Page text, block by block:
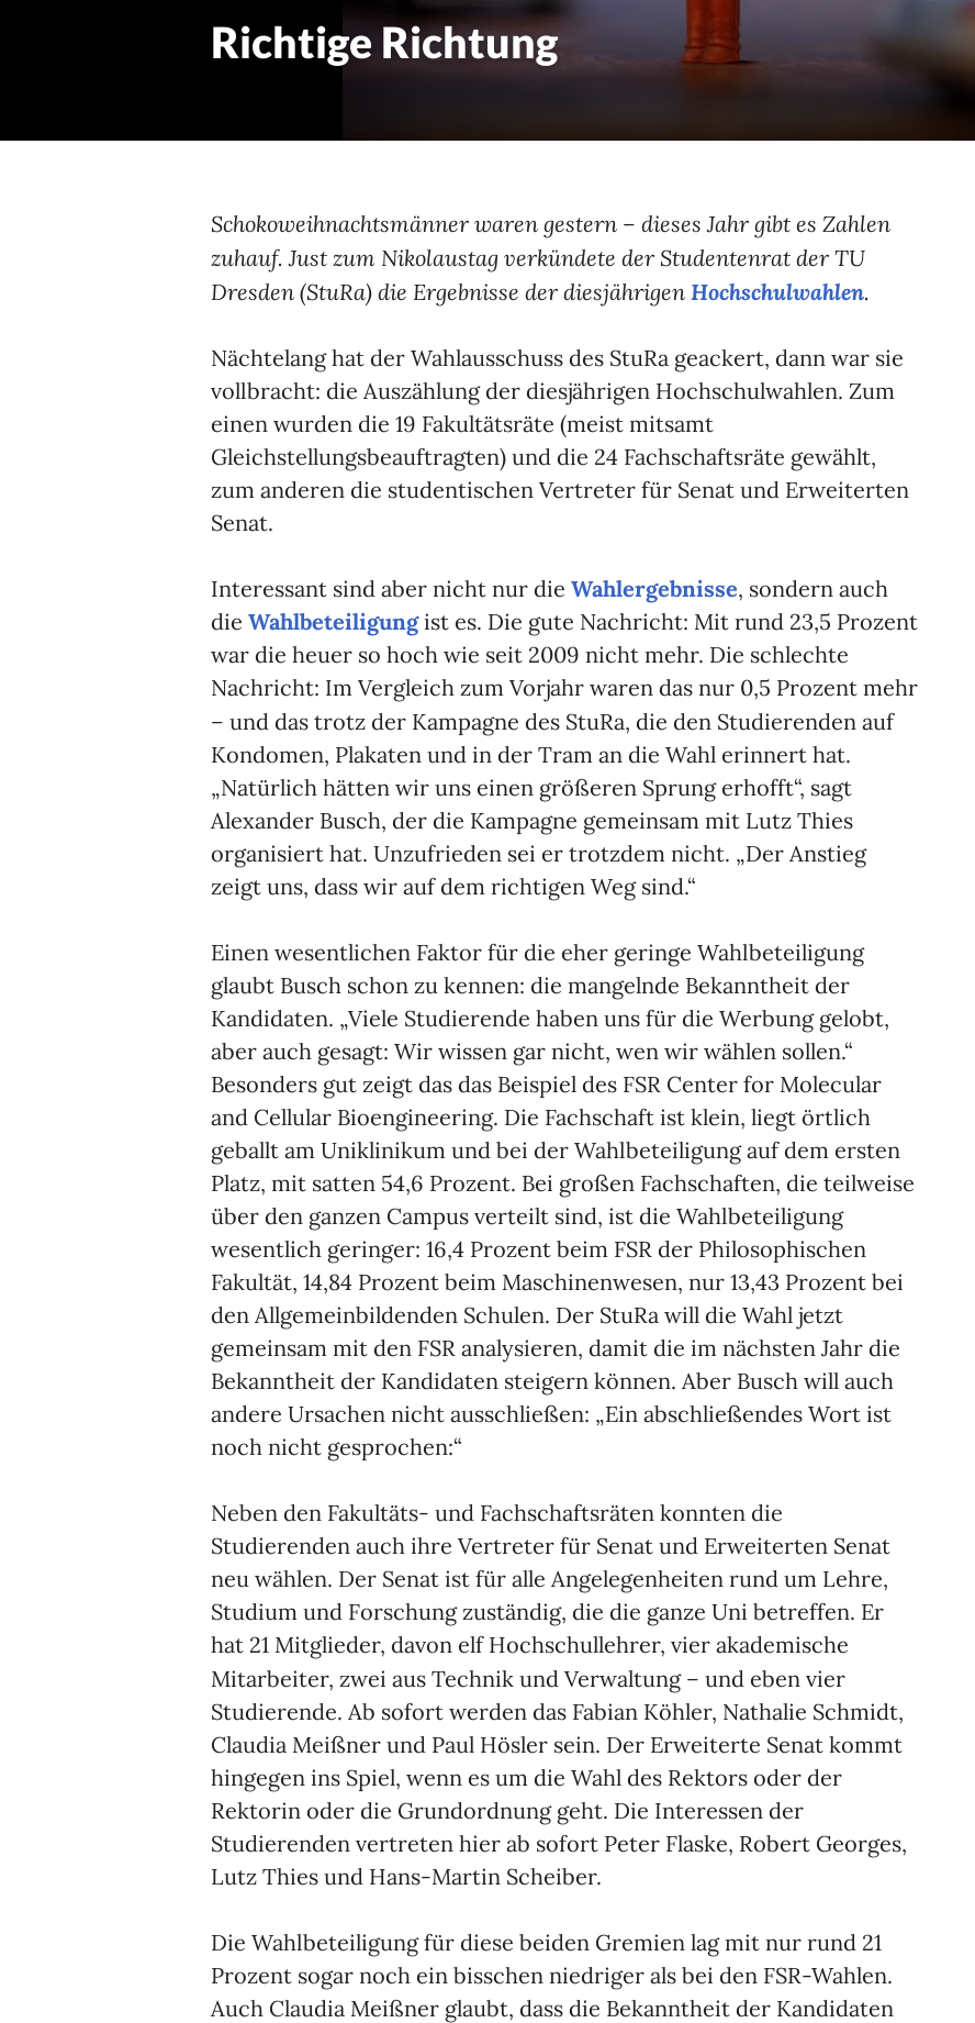
Richtige Richtung
Schokoweihnachtsmänner waren gestern – dieses Jahr gibt es Zahlen
zuhauf. Just zum Nikolaustag verkündete der Studentenrat der TU
Dresden (StuRa) die Ergebnisse der diesjährigen Hochschulwahlen.
Nächtelang hat der Wahlausschuss des StuRa geackert, dann war sie
vollbracht: die Auszählung der diesjährigen Hochschulwahlen. Zum
einen wurden die 19 Fakultätsräte (meist mitsamt
Gleichstellungsbeauftragten) und die 24 Fachschaftsräte gewählt,
zum anderen die studentischen Vertreter für Senat und Erweiterten
Senat.
Interessant sind aber nicht nur die Wahlergebnisse, sondern auch
die Wahlbeteiligungist es. Die gute Nachricht: Mit rund 23,5 Prozent
war die heuer so hoch wie seit 2009 nicht mehr. Die schlechte
Nachricht: Im Vergleich zum Vorjahr waren das nur 0,5 Prozent mehr
– und das trotz der Kampagne des StuRa, die den Studierenden auf
Kondomen, Plakaten und in der Tram an die Wahl erinnert hat.
„Natürlich hätten wir uns einen größeren Sprung erhofft“, sagt
Alexander Busch, der die Kampagne gemeinsam mit Lutz Thies
organisiert hat. Unzufrieden sei er trotzdem nicht. „Der Anstieg
zeigt uns, dass wir auf dem richtigen Weg sind.“
Einen wesentlichen Faktor für die eher geringe Wahlbeteiligung
glaubt Busch schon zu kennen: die mangelnde Bekanntheit der
Kandidaten. „Viele Studierende haben uns für die Werbung gelobt,
aber auch gesagt: Wir wissen gar nicht, wen wir wählen sollen.“
Besonders gut zeigt das das Beispiel des FSR Center for Molecular
and Cellular Bioengineering. Die Fachschaft ist klein, liegt örtlich
geballt am Uniklinikum und bei der Wahlbeteiligung auf dem ersten
Platz, mit satten 54,6 Prozent. Bei großen Fachschaften, die teilweise
über den ganzen Campus verteilt sind, ist die Wahlbeteiligung
wesentlich geringer: 16,4 Prozent beim FSR der Philosophischen
Fakultät, 14,84 Prozent beim Maschinenwesen, nur 13,43 Prozent bei
den Allgemeinbildenden Schulen. Der StuRa will die Wahl jetzt
gemeinsam mit den FSR analysieren, damit die im nächsten Jahr die
Bekanntheit der Kandidaten steigern können. Aber Busch will auch
andere Ursachen nicht ausschließen: „Ein abschließendes Wort ist
noch nicht gesprochen:“
Neben den Fakultäts- und Fachschaftsräten konnten die
Studierenden auch ihre Vertreter für Senat und Erweiterten Senat
neu wählen. Der Senat ist für alle Angelegenheiten rund um Lehre,
Studium und Forschung zuständig, die die ganze Uni betreffen. Er
hat 21 Mitglieder, davon elf Hochschullehrer, vier akademische
Mitarbeiter, zwei aus Technik und Verwaltung – und eben vier
Studierende. Ab sofort werden das Fabian Köhler, Nathalie Schmidt,
Claudia Meißner und Paul Hösler sein. Der Erweiterte Senat kommt
hingegen ins Spiel, wenn es um die Wahl des Rektors oder der
Rektorin oder die Grundordnung geht. Die Interessen der
Studierenden vertreten hier ab sofort Peter Flaske, Robert Georges,
Lutz Thies und Hans-Martin Scheiber.
Die Wahlbeteiligung für diese beiden Gremien lag mit nur rund 21
Prozent sogar noch ein bisschen niedriger als bei den FSR-Wahlen.
Auch Claudia Meißner glaubt, dass die Bekanntheit der Kandidaten